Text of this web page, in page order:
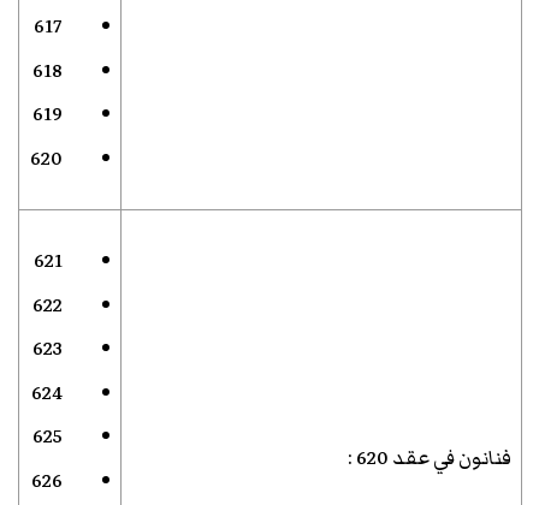
617
618
619
620
فنانون في عقد 620 :
621
622
623
624
625
626